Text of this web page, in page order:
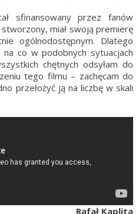
sfinansowany przez fanów
miał swoją premierę
ogólnodostępnym. Dlatego
co w podobnych sytuacjach
chętnych odsyłam do
tego filmu – zachęcam do
przełożyć ją na liczbę w skali
Rafał Kaplita